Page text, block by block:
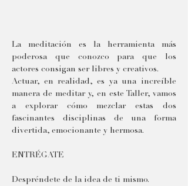
La meditación es la herramienta más
poderosa que conozco para que los
actores consigan ser libres y creativos.
Actuar, en realidad, es ya una increíble
manera de meditar y, en este Taller, vamos
a explorar cómo mezclar estas dos
fascinantes disciplinas de una forma
divertida, emocionante y hermosa.
ENTRÉGATE
Despréndete de la idea de ti mismo.